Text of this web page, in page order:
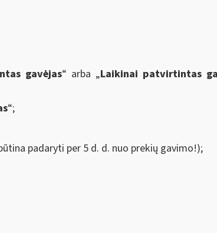
gavėjas“ arba „Laikinai patvirtintas
“;
padaryti per 5 d. d. nuo prekių gavimo!);